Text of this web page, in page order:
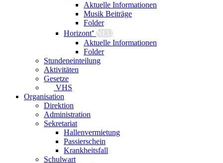
Aktuelle Informationen
Musik Beiträge
Folder
Horizont⁺ NEU
Aktuelle Informationen
Folder
Stundeneinteilung
Aktivitäten
Gesetze
VHS
Organisation
Direktion
Administration
Sekretariat
Hallenvermietung
Passierschein
Krankheitsfall
Schulwart